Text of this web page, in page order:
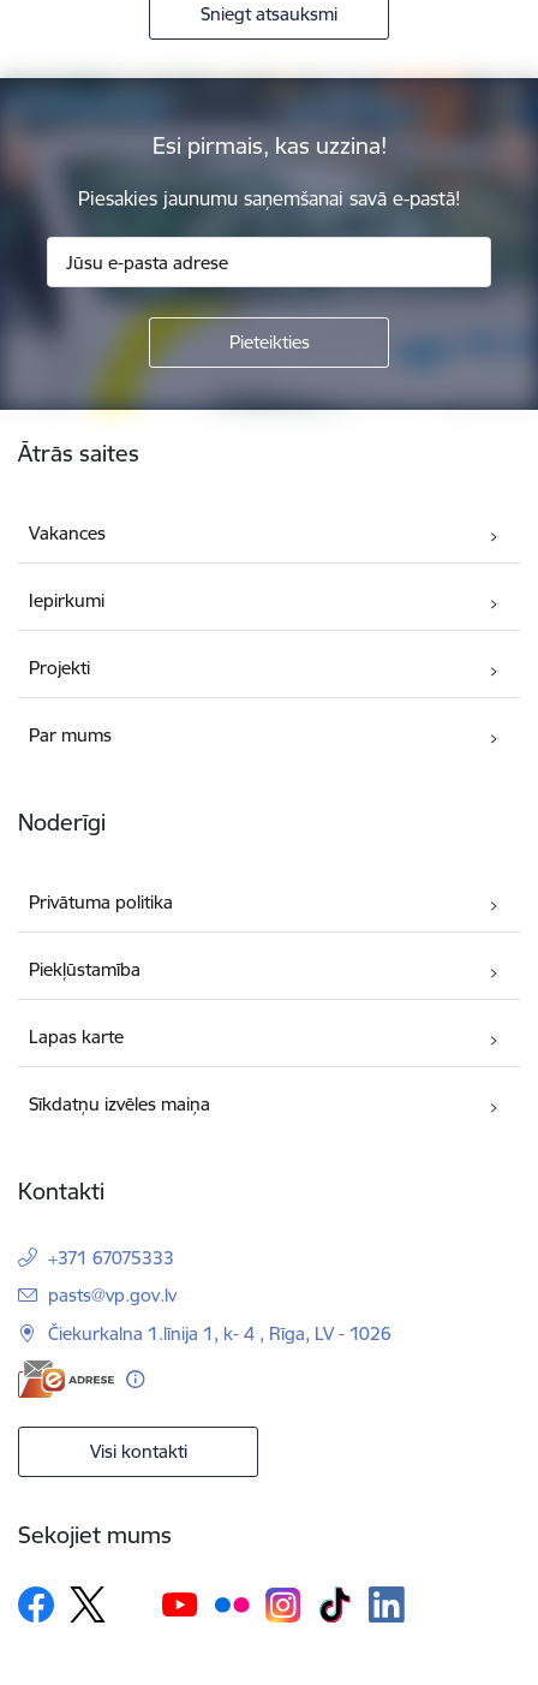
Sniegt atsauksmi
Esi pirmais, kas uzzina!
Piesakies jaunumu saņemšanai savā e-pastā!
Ātrās saites
Vakances
Iepirkumi
Projekti
Par mums
Noderīgi
Privātuma politika
Piekļūstamība
Lapas karte
Sīkdatņu izvēles maiņa
Kontakti
+371 67075333
E-pasts:
pasts@vp.gov.lv
Čiekurkalna 1.līnija 1, k- 4 , Rīga, LV - 1026
Visi kontakti
Sekojiet mums